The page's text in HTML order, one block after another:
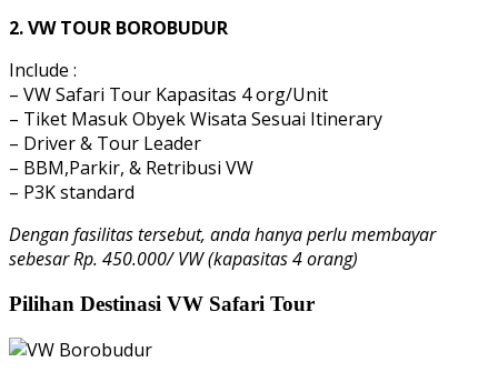
2. VW TOUR BOROBUDUR
Include :
– VW Safari Tour Kapasitas 4 org/Unit
– Tiket Masuk Obyek Wisata Sesuai Itinerary
– Driver & Tour Leader
– BBM,Parkir, & Retribusi VW
– P3K standard
Dengan fasilitas tersebut, anda hanya perlu membayar
sebesar Rp. 450.000/ VW (kapasitas 4 orang)
Pilihan Destinasi VW Safari Tour